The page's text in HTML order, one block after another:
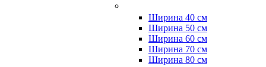
Ширина 40 см
Ширина 50 см
Ширина 60 см
Ширина 70 см
Ширина 80 см